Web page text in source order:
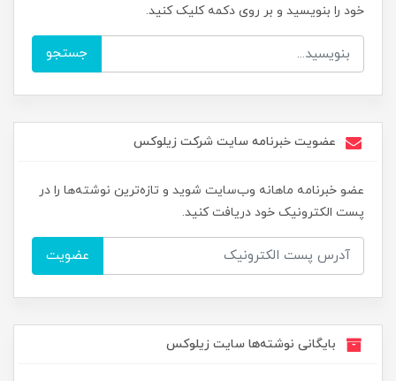
خود را بنویسید و بر روی دکمه کلیک کنید.
جستجو
عضویت خبرنامه سایت شرکت زیلوکس
عضو خبرنامه ماهانه وب‌سایت شوید و تازه‌ترین نوشته‌ها را در
پست الکترونیک خود دریافت کنید.
عضویت
بایگانی نوشته‌ها سایت زیلوکس